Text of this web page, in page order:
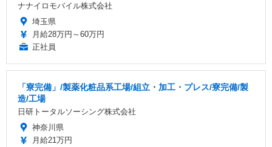
ナナイロモバイル株式会社
埼玉県
月給28万円～60万円
正社員
「寮完備」/製薬化粧品系工場/組立・加工・プレス/寮完備/製
造/工場
日研トータルソーシング株式会社
神奈川県
月給21万円